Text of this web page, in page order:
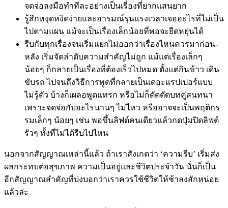
จดจ่อลงมือทำทีละอย่างเป็นเรื่องที่ยากแสนยาก
รู้สึกหงุดหงิดง่ายและอารมณ์รุนแรงเวลาเจออะไรที่ไม่เป็น
ไปตามแผน แม้จะเป็นเรื่องเล็กน้อยที่พอจะยืดหยุ่นได้
รีบกับทุกเรื่องจนเริ่มแยกไม่ออกว่าเรื่องไหนควรมาก่อน-
หลัง เริ่มจัดลำดับความสำคัญไม่ถูก แม้แต่เรื่องเล็กๆ
น้อยๆ ก็กลายเป็นเรื่องที่ต้องเร็วไปหมด ตั้งแต่กินข้าว เดิน
ขับรถ ไปจนถึงวิธีการพูดที่กลายเป็นเดอะแรปเปอร์แบบ
ไม่รู้ตัว บ้างก็เผลอพูดแทรก หรือไม่ก็ตัดตัดบทคู่สนทนา
เพราะจดจ่อกับอะไรนานๆ ไม่ไหว หรืออาจจะเป็นพฤติกร
รมเล็กๆ น้อยๆ เช่น พอขึ้นลิฟต์คนเดียวแล้วกดปุ่มปิดลิฟต์
รัวๆ ทั้งที่ไม่ได้รีบไปไหน
นอกจากสัญญาณเหล่านี้แล้ว ถ้าเราสังเกตว่า ‘ความรีบ’ เริ่มส่ง
ผลกระทบต่อสุขภาพ ความเป็นอยู่และชีวิตประจำวัน นั่นก็เป็น
อีกสัญญาณสำคัญที่บ่งบอกว่าเราควรใช้ชีวิตให้ช้าลงสักหน่อย
แล้วล่ะ